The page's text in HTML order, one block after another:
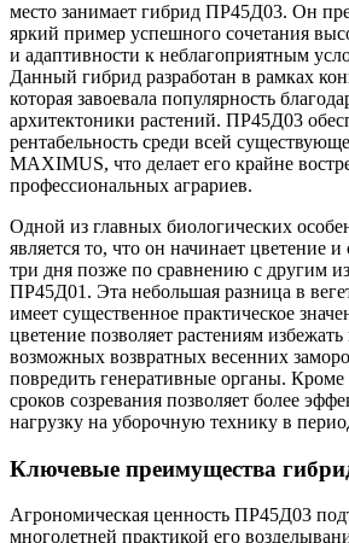
место занимает гибрид ПР45Д03. Он
яркий пример успешного сочетания
и адаптивности к неблагоприятным
Данный гибрид разработан в рамках
которая завоевала популярность
архитектоники растений. ПР45Д03
рентабельность среди всей
MAXIMUS, что делает его крайне
профессиональных аграриев.
Одной из главных биологических
является то, что он начинает цветение и
три дня позже по сравнению с другим
ПР45Д01. Эта небольшая разница в
имеет существенное практическое
цветение позволяет растениям
возможных возвратных весенних
повредить генеративные органы.
сроков созревания позволяет более
нагрузку на уборочную технику в
Ключевые преимущества
Агрономическая ценность ПР45Д03
многолетней практикой его